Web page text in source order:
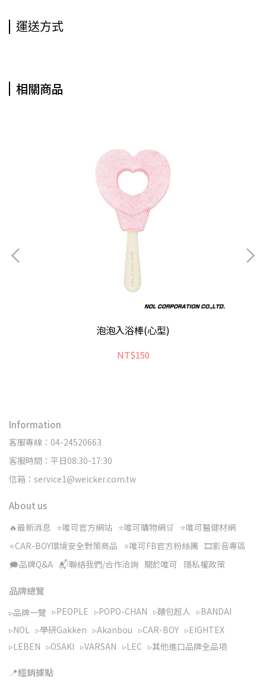
運送方式
相關商品
泡泡入浴棒(心型)
NT$150
Information
客服專線：04-24520663
客服時間：平日08:30-17:30
信箱：service1@weicker.com.tw
About us
🔥最新消息 ⭐唯可官方網站 ⭐唯可購物網🛒 ⭐唯可醫健材網
⭐CAR-BOY環境安全對策商品 ⭐唯可FB官方粉絲團 🎞️影音專區
🗯️品牌Q&A 📬聯絡我們/合作洽詢 關於唯可 隱私權政策
品牌總覽
▹品牌一覽 ▹PEOPLE ▹POPO-CHAN ▹麵包超人 ▹BANDAI
▹NOL ▹學研Gakken ▹Akanbou ▹CAR-BOY ▹EIGHTEX
▹LEBEN ▹OSAKI ▹VARSAN ▹LEC ▹其他進口品牌全品項
📍經銷據點